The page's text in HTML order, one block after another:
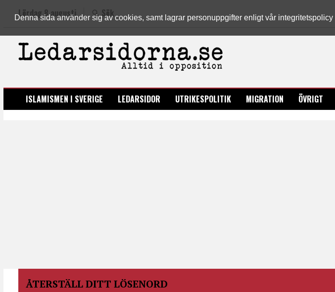
Denna sida använder sig av cookies, samt lagrar personuppgifter enligt vår integritetspolicy
Lördag 8 augusti Sök
LEDARSIDORNA.SE
ISLAMISMEN I SVERIGE LEDARSIDOR UTRIKESPOLITIK MIGRATION ÖVRIGT
ÅTERSTÄLL DITT LÖSENORD